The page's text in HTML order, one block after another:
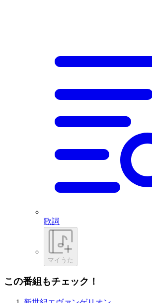
歌詞
マイうた
この番組もチェック！